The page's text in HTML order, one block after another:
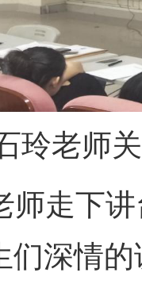
玲老师
走下讲
们深情